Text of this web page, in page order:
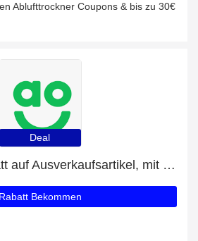
Ablufttrockner Coupons & bis zu 30€
Deal
Bis zu 47% Rabatt auf Ausverkaufsartikel, mit zusätzlichen Rabatten für Miele Geschirrspüler
Rabatt Bekommen